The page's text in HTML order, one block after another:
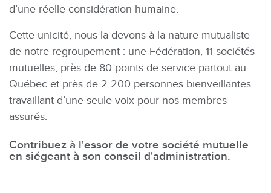
d’une réelle considération humaine.
Cette unicité, nous la devons à la nature mutualiste
de notre regroupement : une Fédération, 11 sociétés
mutuelles, près de 80 points de service partout au
Québec et près de 2 200 personnes bienveillantes
travaillant d’une seule voix pour nos membres-
assurés.
Contribuez à l'essor de votre société mutuelle
en siégeant à son conseil d'administration.